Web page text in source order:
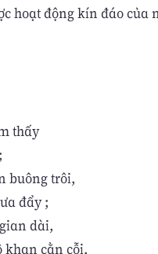
hoạt động kín đáo của
thấy
buông trôi,
đẩy ;
dài,
khan cằn cỗi.